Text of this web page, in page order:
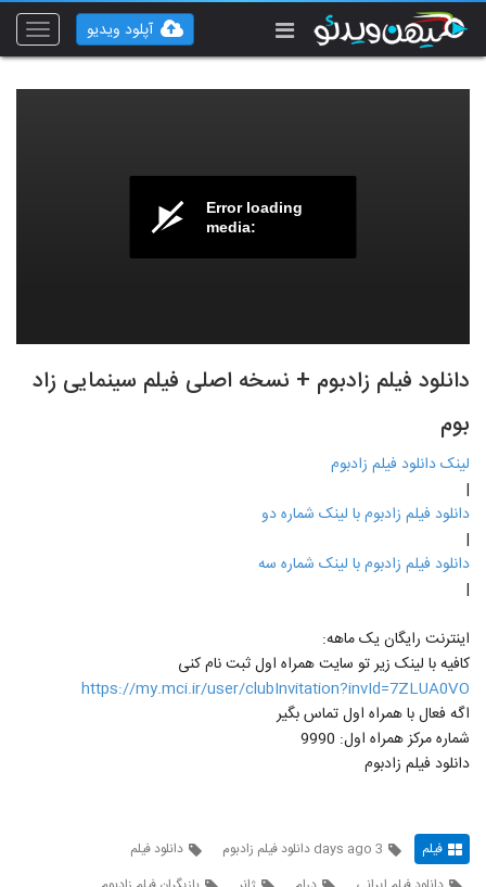
Toggle
آپلود ویدیو
Error loading
media:
دانلود فیلم زادبوم + نسخه اصلی فیلم سینمایی زاد
بوم
لینک دانلود فیلم زادبوم
|
دانلود فیلم زادبوم با لینک شماره دو
|
دانلود فیلم زادبوم با لینک شماره سه
|
اینترنت رایگان یک ماهه:
کافیه با لینک زیر تو سایت همراه اول ثبت نام کنی
https://my.mci.ir/user/clubInvitation?invId=7ZLUA0VO
اگه فعال با همراه اول تماس بگیر
شماره مرکز همراه اول: 9990
دانلود فیلم زادبوم
فیلم 3 days ago دانلود فیلم زادبوم
دانلود فیلم